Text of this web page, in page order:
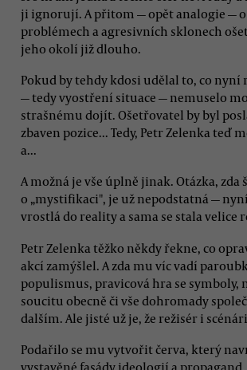
ji ignorují. A přitom — opět analogie — o
problémech a agresivních sklonech
jeho okolí již dlouho.
Pokud by tehdy kdosi udělal to, co nyní
— tedy vyostření situace — nemuselo
strašnému dojít. Ošetřovatel by byl
zbaven pozice... Tedy, Petr Zelenka teď
a...
A možná je vše úplně jinak. Otázka, zda
o „mystifikaci", je už nepodstatná — nyní
vrostlá do reality a sama se stala velice
Petr Zelenka těžko někdy řekne, co
akcí zamýšlel. A zda mu víc vadí
populismus, pravicová hra se symboly,
soucitu obecně či vše dohromady
dalším. Ale jisté už je, že režisér i
Podařilo se mu vytvořit červa, který